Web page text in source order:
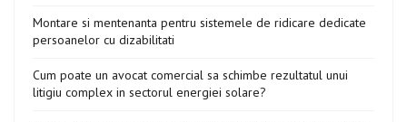
Montare si mentenanta pentru sistemele de ridicare dedicate
persoanelor cu dizabilitati
Cum poate un avocat comercial sa schimbe rezultatul unui
litigiu complex in sectorul energiei solare?